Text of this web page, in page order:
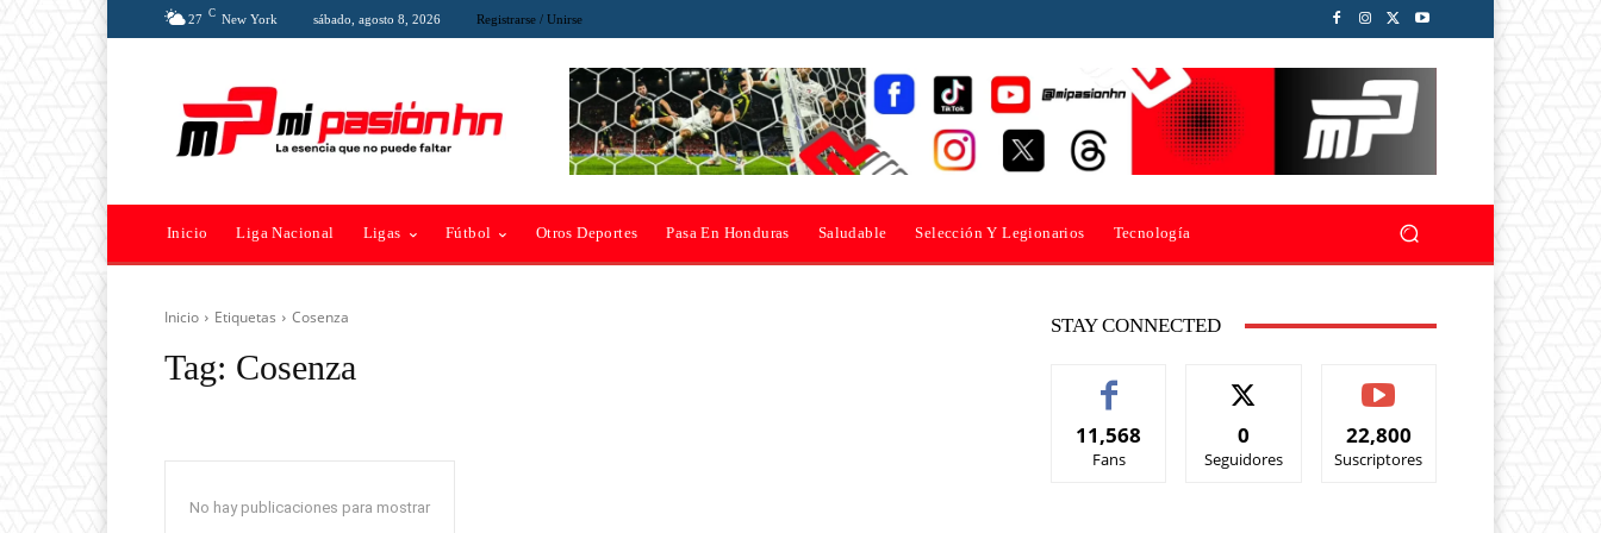
27 C New York sábado, agosto 8, 2026 Registrarse / Unirse
Inicio Liga Nacional Ligas Fútbol Otros Deportes Pasa En Honduras Saludable Selección Y Legionarios Tecnología
Inicio Etiquetas Cosenza
Tag: Cosenza
No hay publicaciones para mostrar
STAY CONNECTED
11,568
Fans
0
Seguidores
22,800
Suscriptores